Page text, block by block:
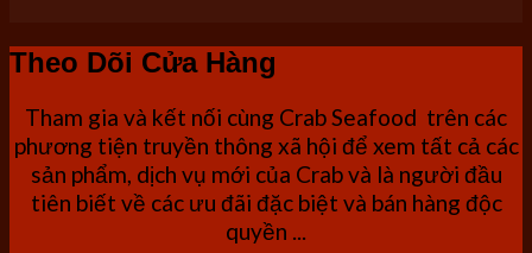
Theo Dõi Cửa Hàng
Tham gia và kết nối cùng Crab Seafood trên các
phương tiện truyền thông xã hội để xem tất cả các
sản phẩm, dịch vụ mới của Crab và là người đầu
tiên biết về các ưu đãi đặc biệt và bán hàng độc
quyền ...